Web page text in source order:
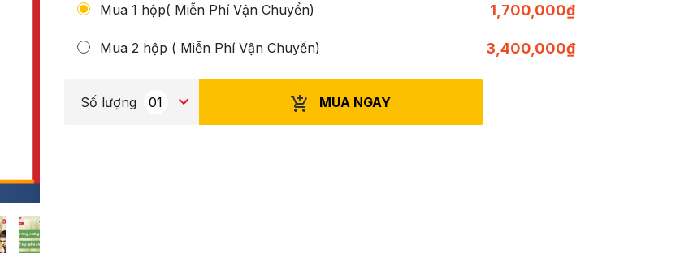
Mua 1 hộp( Miễn Phí Vận Chuyển) 1,700,000₫
Mua 2 hộp ( Miễn Phí Vận Chuyển) 3,400,000₫
Số lượng MUA NGAY